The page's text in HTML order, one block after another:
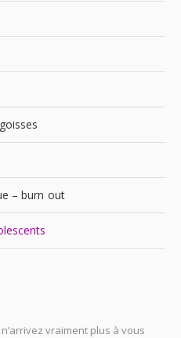
– burn out
vraiment plus à vous